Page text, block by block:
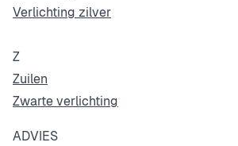
Verlichting zilver
Z
Zuilen
Zwarte verlichting
ADVIES